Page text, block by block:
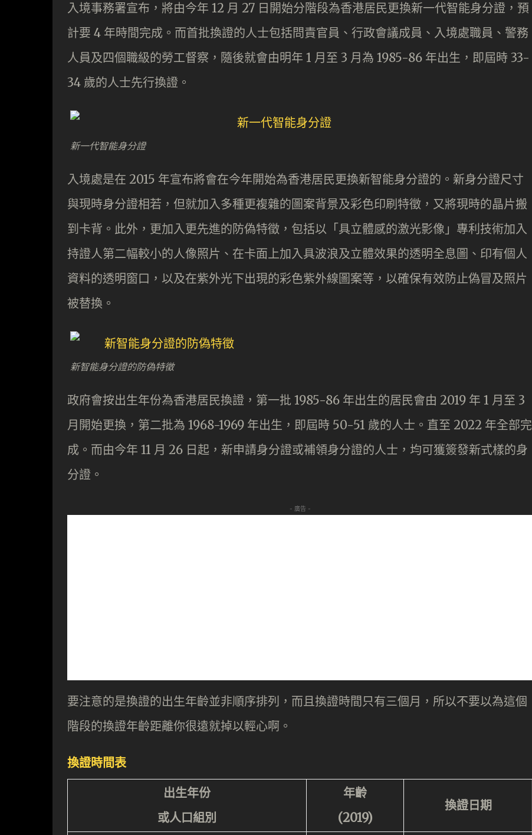
入境事務署宣布，將由今年 12 月 27 日開始分階段為香港居民更換新一代智能身分證，預
計要 4 年時間完成。而首批換證的人士包括問責官員、行政會議成員、入境處職員、警務
人員及四個職級的勞工督察，隨後就會由明年 1 月至 3 月為 1985-86 年出生，即屆時 33-
34 歲的人士先行換證。
新一代智能身分證
入境處是在 2015 年宣布將會在今年開始為香港居民更換新智能身分證的。新身分證尺寸
與現時身分證相若，但就加入多種更複雜的圖案背景及彩色印刷特徵，又將現時的晶片搬
到卡背。此外，更加入更先進的防偽特徵，包括以「具立體感的激光影像」專利技術加入
持證人第二幅較小的人像照片、在卡面上加入具波浪及立體效果的透明全息圖、印有個人
資料的透明窗口，以及在紫外光下出現的彩色紫外線圖案等，以確保有效防止偽冒及照片
被替換。
新智能身分證的防偽特徵
政府會按出生年份為香港居民換證，第一批 1985-86 年出生的居民會由 2019 年 1 月至 3
月開始更換，第二批為 1968-1969 年出生，即屆時 50-51 歲的人士。直至 2022 年全部完
成。而由今年 11 月 26 日起，新申請身分證或補領身分證的人士，均可獲簽發新式樣的身
分證。
- 廣告 -
要注意的是換證的出生年齡並非順序排列，而且換證時間只有三個月，所以不要以為這個
階段的換證年齡距離你很遠就掉以輕心啊。
換證時間表
出生年份
或人口組別
年齡
(2019)
換證日期